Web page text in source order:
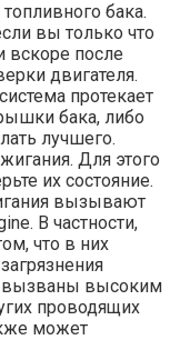
бака.
вы только что
вскоре после
двигателя.
протекает
бака, либо
лучшего.
Для этого
их состояние.
вызывают
В частности,
что в них
вызваны высоким
проводящих
может